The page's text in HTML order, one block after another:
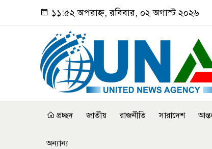
১১:৫২ অপরাহ্ন, রবিবার, ০২ অগাস্ট ২০২৬
প্রচ্ছদ জাতীয় রাজনীতি সারাদেশ
অন্যান্য